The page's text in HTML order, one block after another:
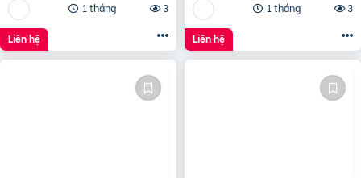
1 tháng
3
Liên hệ
1 tháng
3
Liên hệ